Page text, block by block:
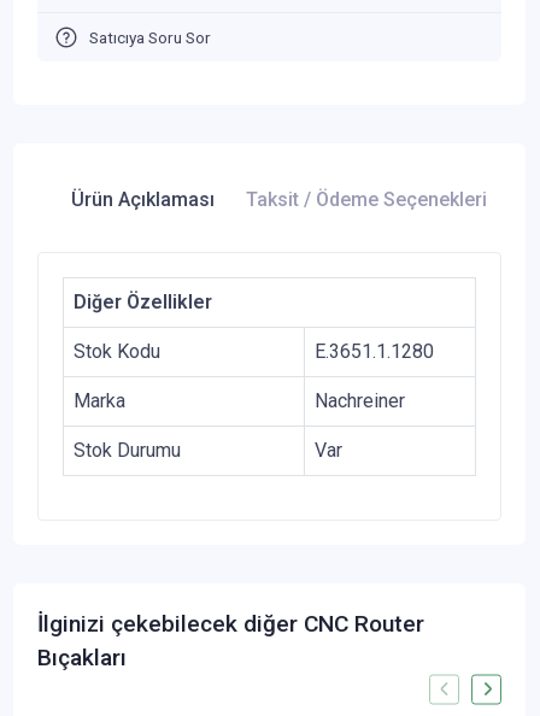
Satıcıya Soru Sor
Ürün Açıklaması Taksit / Ödeme Seçenekleri
Diğer Özellikler
Stok Kodu E.3651.1.1280
Marka Nachreiner
Stok Durumu Var
İlginizi çekebilecek diğer CNC Router
Bıçakları